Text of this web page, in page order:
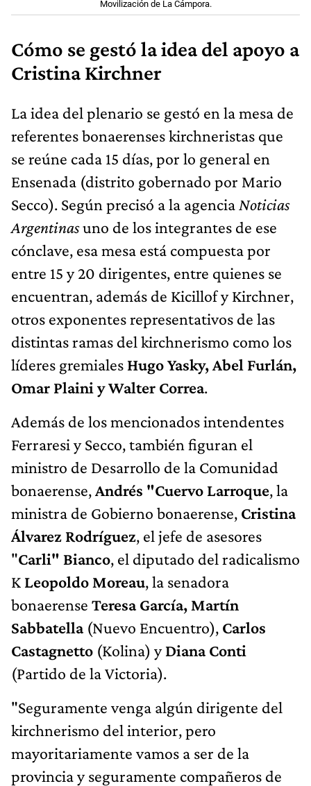
Movilización de La Cámpora.
Cómo se gestó la idea del apoyo a
Cristina Kirchner
La idea del plenario se gestó en la mesa de
referentes bonaerenses kirchneristas que
se reúne cada 15 días, por lo general en
Ensenada (distrito gobernado por Mario
Secco). Según precisó a la agencia Noticias
Argentinasuno de los integrantes de ese
cónclave, esa mesa está compuesta por
entre 15 y 20 dirigentes, entre quienes se
encuentran, además de Kicillof y Kirchner,
otros exponentes representativos de las
distintas ramas del kirchnerismo como los
líderes gremiales Hugo Yasky, Abel Furlán,
Omar Plaini y Walter Correa.
Además de los mencionados intendentes
Ferraresi y Secco, también figuran el
ministro de Desarrollo de la Comunidad
bonaerense,Andrés "Cuervo Larroque, la
ministra de Gobierno bonaerense, Cristina
Álvarez Rodríguez, el jefe de asesores
"Carli" Bianco, el diputado del radicalismo
K Leopoldo Moreau, la senadora
bonaerense Teresa García, Martín
Sabbatella(Nuevo Encuentro), Carlos
Castagnetto (Kolina) yDiana Conti
(Partido de la Victoria).
"Seguramente venga algún dirigente del
kirchnerismo del interior, pero
mayoritariamente vamos a ser de la
provincia y seguramente compañeros de